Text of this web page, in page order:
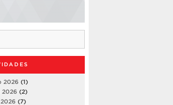
2026 (1)
2026 (2)
(7)